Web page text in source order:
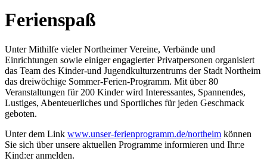
Ferienspaß
Unter Mithilfe vieler Northeimer Vereine, Verbände und
Einrichtungen sowie einiger engagierter Privatpersonen organisiert
das Team des Kinder-und Jugendkulturzentrums der Stadt Northeim
das dreiwöchige Sommer-Ferien-Programm. Mit über 80
Veranstaltungen für 200 Kinder wird Interessantes, Spannendes,
Lustiges, Abenteuerliches und Sportliches für jeden Geschmack
geboten.
Unter dem Link www.unser-ferienprogramm.de/northeim können
Sie sich über unsere aktuellen Programme informieren und Ihr:e
Kind:er anmelden.